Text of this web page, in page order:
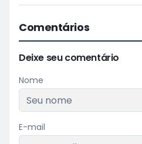
Comentários
Deixe seu comentário
Nome
E-mail